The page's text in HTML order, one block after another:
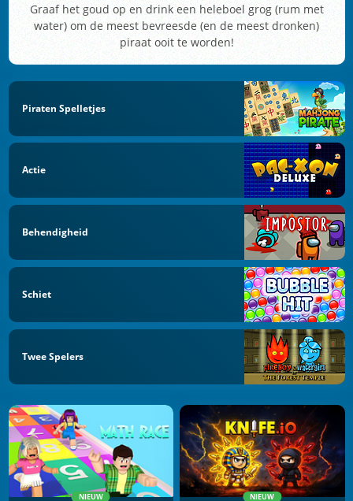
Graaf het goud op en drink een heleboel grog (rum met
water) om de meest bevreesde (en de meest dronken)
piraat ooit te worden!
Piraten Spelletjes
Actie
Behendigheid
Schiet
Twee Spelers
NIEUW NIEUW